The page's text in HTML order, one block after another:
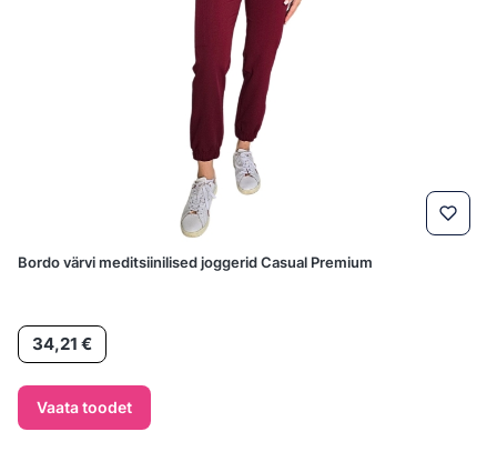
Bordo värvi meditsiinilised joggerid Casual Premium
Hind
34,21 €
Vaata toodet